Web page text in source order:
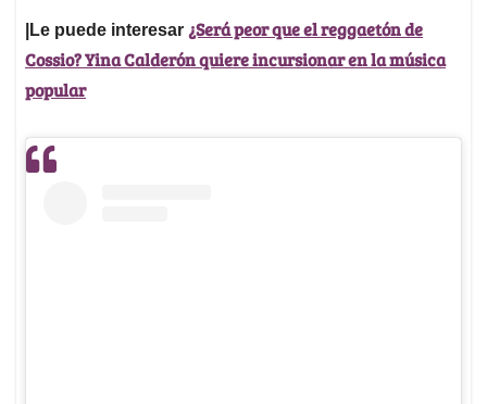
|Le puede interesar ¿Será peor que el reggaetón de
Cossio? Yina Calderón quiere incursionar en la música
popular